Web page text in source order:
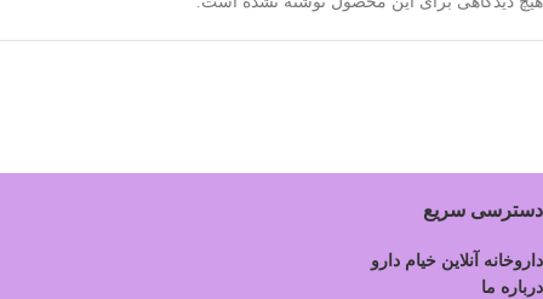
دسترسی سریع
داروخانه آنلاین خیام دارو
درباره ما